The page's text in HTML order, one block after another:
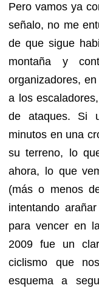
Pero vamos ya
señalo, no me
de que sigue
montaña y
organizadores,
a los
de ataques. Si
minutos en una
su terreno, lo
ahora, lo que
(más o menos
intentando
para vencer en
2009 fue un
ciclismo que
esquema a